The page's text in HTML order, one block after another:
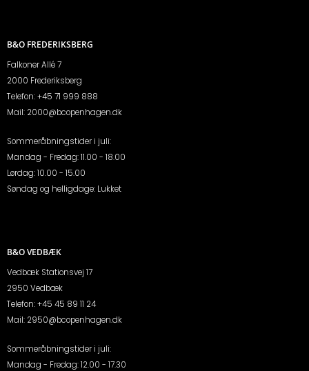
B&O FREDERIKSBERG
Falkoner Allé 7
2000 Frederiksberg
Telefon:+45 71 999 888
Mail: 2000@bcopenhagen.dk
Sommeråbningstider i juli:
Mandag - Fredag: 11.00 - 18.00
Lørdag: 10.00 - 15.00
Søndag og helligdage: Lukket
B&O VEDBÆK
Vedbæk Stationsvej 17
2950 Vedbæk
Telefon:+45 45 89 11 24
Mail: 2950@bcopenhagen.dk
Sommeråbningstider i juli:
Mandag - Fredag: 12.00 - 17.30